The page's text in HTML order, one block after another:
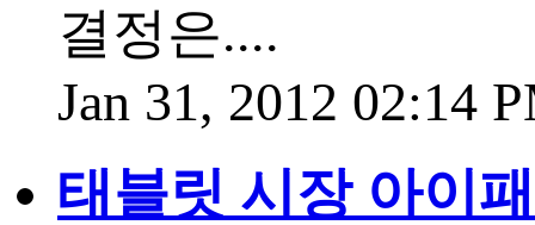
결정은....
Jan 31, 2012 02:14
태블릿 시장 아이